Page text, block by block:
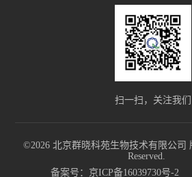
扫一扫，关注我们
©2026 北京群晓科苑生物技术有限公司
Reserved.
备案号：京ICP备16039730号-2